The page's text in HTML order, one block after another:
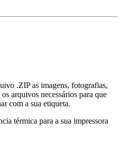
.ZIP as imagens, fotografias,
arquivos necessários para que
com a sua etiqueta.
térmica para a sua impressora